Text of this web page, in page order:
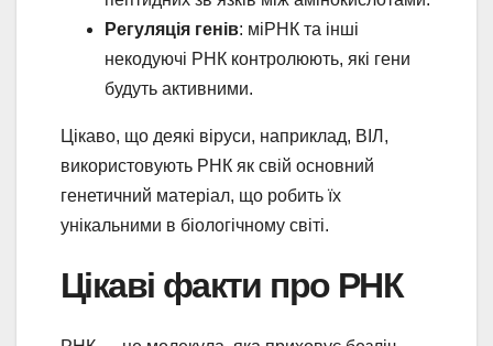
Регуляція генів: міРНК та інші
некодуючі РНК контролюють, які гени
будуть активними.
Цікаво, що деякі віруси, наприклад, ВІЛ,
використовують РНК як свій основний
генетичний матеріал, що робить їх
унікальними в біологічному світі.
Цікаві факти про РНК